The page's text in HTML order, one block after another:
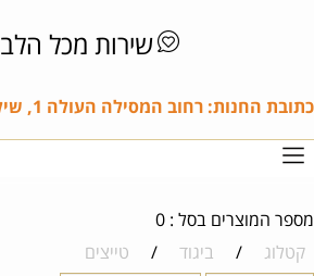
שירות מכל הלב
כתובת החנות: רחוב המסילה העולה 1, שילה
מספר המוצרים בסל : 0
קטלוג
/ ביגוד / טייצים